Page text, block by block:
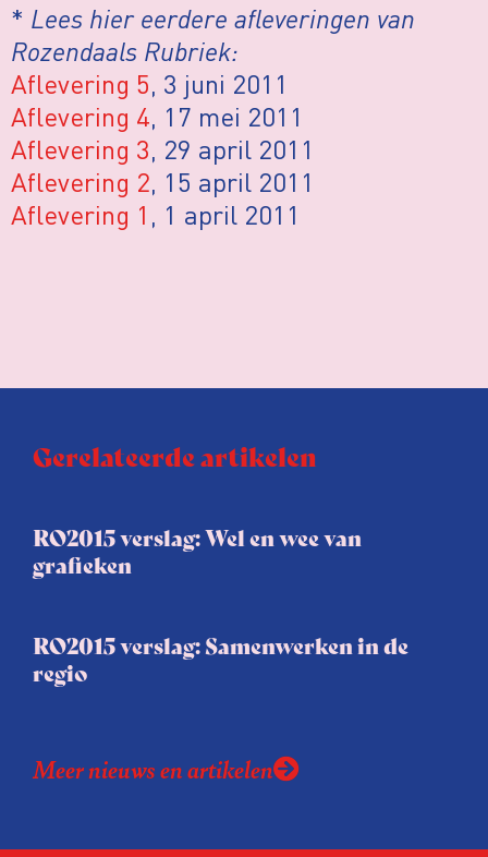
* Lees hier eerdere afleveringen van
Rozendaals Rubriek:
Aflevering 5, 3 juni 2011
Aflevering 4, 17 mei 2011
Aflevering 3, 29 april 2011
Aflevering 2, 15 april 2011
Aflevering 1 , 1 april 2011
Gerelateerde artikelen
RO2015 verslag: Wel en wee van
grafieken
RO2015 verslag: Samenwerken in de
regio
Meer nieuws en artikelen